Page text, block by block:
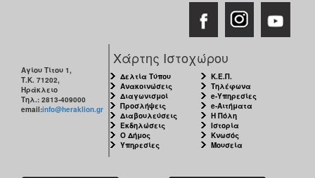
Αγίου Τίτου 1,
Τ.Κ. 71202,
Ηράκλειο
Τηλ.: 2813-409000
email:info@heraklion.gr
Χάρτης Ιστοχώρου
Δελτία Τύπου
Ανακοινώσεις
Διαγωνισμοί
Προσλήψεις
Διαβουλεύσεις
Εκδηλώσεις
Ο Δήμος
Υπηρεσίες
Κ.Ε.Π.
Τηλέφωνα
e-Υπηρεσίες
e-Αιτήματα
Η Πόλη
Ιστορία
Κνωσός
Μουσεία